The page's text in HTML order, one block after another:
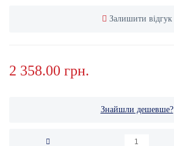
Залишити відгук
2 358.00 грн.
Знайшли дешевше?